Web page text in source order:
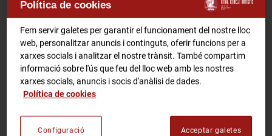
RCA Radio
RCA TV
RCA TEATRE
Gastronomic Experience 360º
Entrades Esdeveniments
Comparteix
Presentació de Hilari Pellicé, documentalista (VOSE)
Política de cookies
Fem servir galetes per garantir el funcionament del nostre lloc
web, personalitzar anuncis i continguts, oferir funcions per a
xarxes socials i analitzar el nostre trànsit. També compartim
informació sobre l'ús que feu del lloc web amb les nostres
xarxes socials, anuncis i socis d'anàlisi de dades.
Política de cookies
Acceptar galetes
Configuració